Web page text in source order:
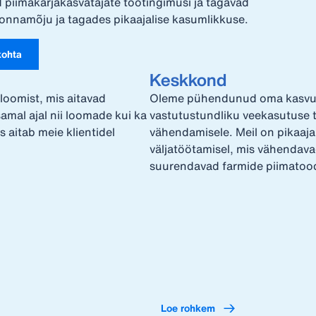
ja tagades pikaajalise kasumlikkuse.
mis aitavad
ajal nii loomade kui ka
aitab meie klientidel
Keskkond
Oleme pühendunud oma
vastutustundliku veekasutuse
vähendamisele. Meil on
väljatöötamisel, mis
suurendavad farmide
Loe rohkem